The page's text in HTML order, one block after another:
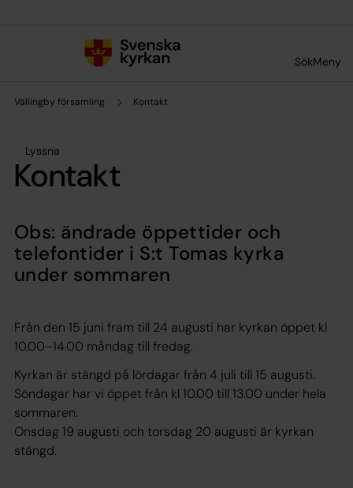
SökMeny
Vällingby församling Kontakt
Lyssna
Kontakt
Obs: ändrade öppettider och
telefontider i S:t Tomas kyrka
under sommaren
Från den 15 juni fram till 24 augusti har kyrkan öppet kl
10.00–14.00 måndag till fredag.
Kyrkan är stängd på lördagar från 4 juli till 15 augusti.
Söndagar har vi öppet från kl 10.00 till 13.00 under hela
sommaren.
Onsdag 19 augusti och torsdag 20 augusti är kyrkan
stängd.